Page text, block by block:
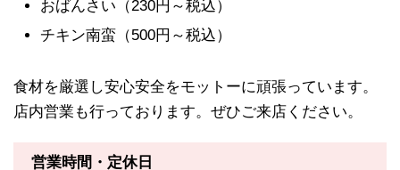
おばんさい（230円～税込）
チキン南蛮（500円～税込）
食材を厳選し安心安全をモットーに頑張っています。
店内営業も行っております。ぜひご来店ください。
営業時間・定休日